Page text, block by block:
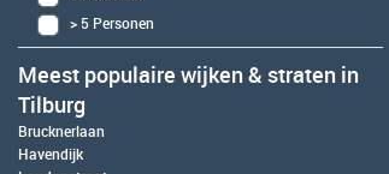
> 5 Personen
Meest populaire wijken & straten in
Tilburg
Brucknerlaan
Havendijk